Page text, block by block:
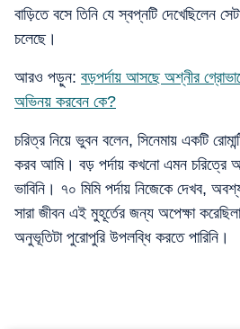
বাড়িতে বসে তিনি যে স্বপ্নটি দেখেছিলেন
চলেছে।
আরও পড়ুন: বড়পর্দায় আসছে অশ্নীর
অভিনয় করবেন কে?
চরিত্র নিয়ে ভুবন বলেন, সিনেমায় একটি
করব আমি। বড় পর্দায় কখনো এমন চরিত্রে
ভাবিনি। ৭০ মিমি পর্দায় নিজেকে দেখব,
সারা জীবন এই মুহূর্তের জন্য অপেক্ষা
অনুভূতিটা পুরোপুরি উপলব্ধি করতে পারিনি।